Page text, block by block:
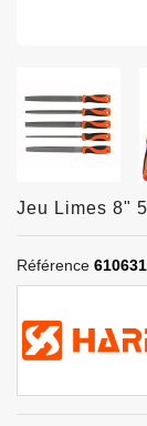
Jeu Limes 8"
Référence 610631